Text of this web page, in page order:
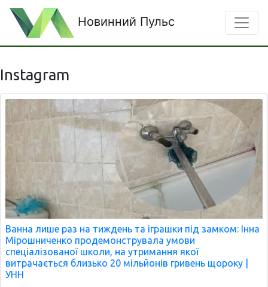
Новинний Пульс
Instagram
Ванна лише раз на тиждень та іграшки під замком: Інна
Мірошниченко продемонструвала умови
спеціалізованої школи, на утримання якої
витрачається близько 20 мільйонів гривень щороку |
УНН